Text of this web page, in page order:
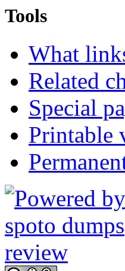
Tools
What
Related
Special
Printable